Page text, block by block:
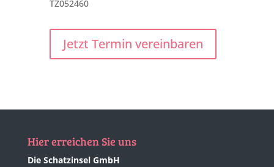
TZ052460
Jetzt Termin vereinbaren
Hier erreichen Sie uns
Die Schatzinsel GmbH